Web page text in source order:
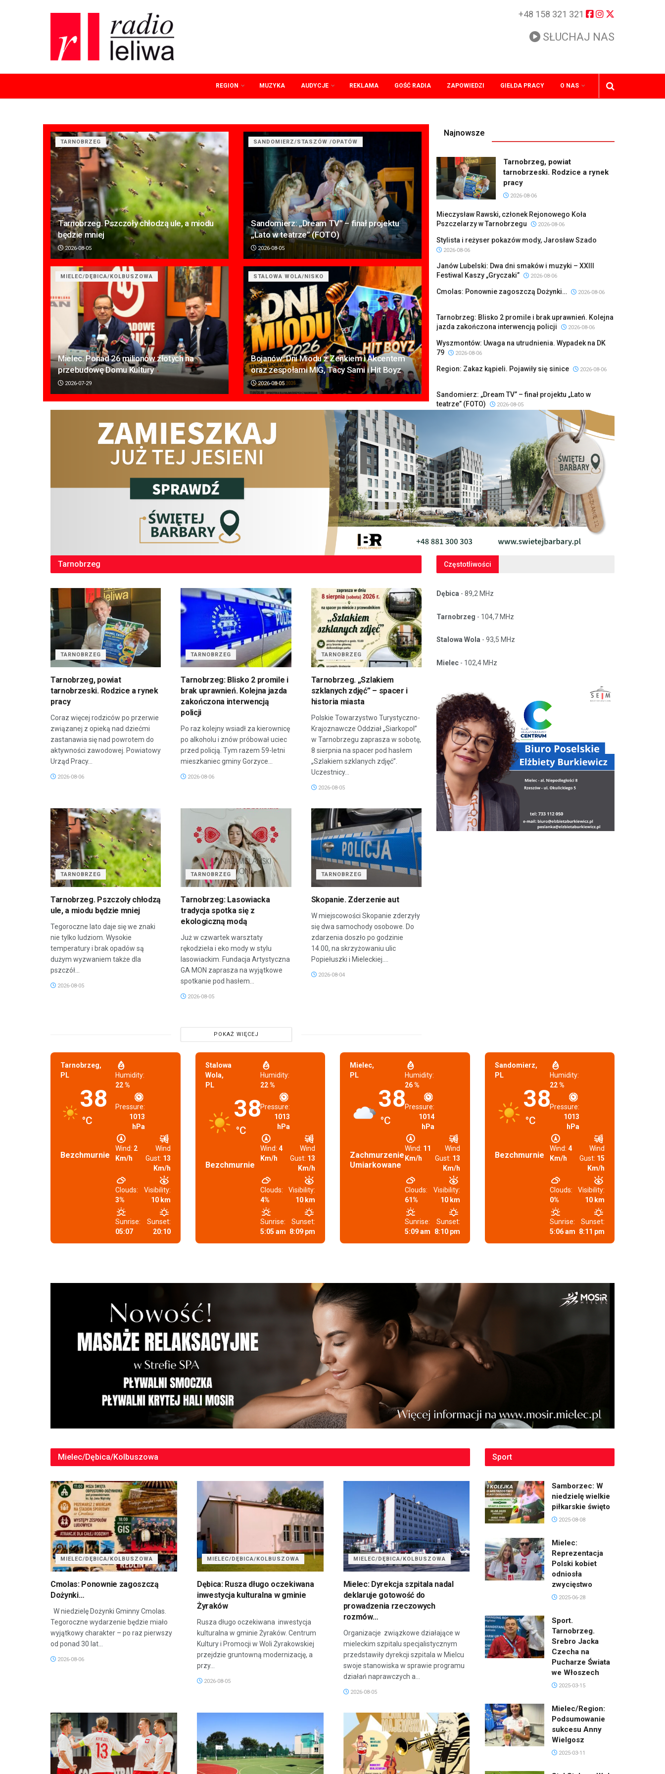
+48 158 321 321
SŁUCHAJ NAS
REGION MUZYKA AUDYCJE REKLAMA GOŚĆ RADIA ZAPOWIEDZI GIEŁDA PRACY O NAS
TARNOBRZEG
Tarnobrzeg. Pszczoły chłodzą ule, a miodu
będzie mniej
2026-08-05
SANDOMIERZ/STASZÓW /OPATÓW
Sandomierz: „Dream TV” – finał projektu
„Lato w teatrze” (FOTO)
2026-08-05
MIELEC/DĘBICA/KOLBUSZOWA
Mielec. Ponad 26 milionów złotych na
przebudowę Domu Kultury
2026-07-29
STALOWA WOLA/NISKO
Bojanów: Dni Miodu z Zenkiem i Akcentem
oraz zespołami MIG, Tacy Sami i Hit Boyz
2026-08-05
Najnowsze
Tarnobrzeg, powiat
tarnobrzeski. Rodzice a rynek
pracy
2026-08-06
Mieczysław Rawski, członek Rejonowego Koła
Pszczelarzy w Tarnobrzegu
2026-08-06
Stylista i reżyser pokazów mody, Jarosław Szado
2026-08-06
Janów Lubelski: Dwa dni smaków i muzyki – XXIII
Festiwal Kaszy „Gryczaki”
2026-08-06
Cmolas: Ponownie zagoszczą Dożynki… 2026-08-06
Tarnobrzeg: Blisko 2 promile i brak uprawnień. Kolejna
jazda zakończona interwencją policji
2026-08-06
Wyszmontów: Uwaga na utrudnienia. Wypadek na DK
79
2026-08-06
Region: Zakaz kąpieli. Pojawiły się sinice 2026-08-06
Sandomierz: „Dream TV” – finał projektu „Lato w
teatrze” (FOTO)
2026-08-05
Tarnobrzeg
TARNOBRZEG
Tarnobrzeg, powiat
tarnobrzeski. Rodzice a rynek
pracy
Coraz więcej rodziców po przerwie
związanej z opieką nad dziećmi
zastanawia się nad powrotem do
aktywności zawodowej. Powiatowy
Urząd Pracy...
2026-08-06
TARNOBRZEG
Tarnobrzeg: Blisko 2 promile i
brak uprawnień. Kolejna jazda
zakończona interwencją
policji
Po raz kolejny wsiadł za kierownicę
po alkoholu i znów próbował uciec
przed policją. Tym razem 59-letni
mieszkaniec gminy Gorzyce...
2026-08-06
TARNOBRZEG
Tarnobrzeg. „Szlakiem
szklanych zdjęć” – spacer i
historia miasta
Polskie Towarzystwo Turystyczno-
Krajoznawcze Oddział „Siarkopol”
w Tarnobrzegu zaprasza w sobotę,
8 sierpnia na spacer pod hasłem
„Szlakiem szklanych zdjęć”.
Uczestnicy...
2026-08-05
TARNOBRZEG
Tarnobrzeg. Pszczoły chłodzą
ule, a miodu będzie mniej
Tegoroczne lato daje się we znaki
nie tylko ludziom. Wysokie
temperatury i brak opadów są
dużym wyzwaniem także dla
pszczół...
2026-08-05
TARNOBRZEG
Tarnobrzeg: Lasowiacka
tradycja spotka się z
ekologiczną modą
Już w czwartek warsztaty
rękodzieła i eko mody w stylu
lasowiackim. Fundacja Artystyczna
GA MON zaprasza na wyjątkowe
spotkanie pod hasłem...
2026-08-05
TARNOBRZEG
Skopanie. Zderzenie aut
W miejscowości Skopanie zderzyły
się dwa samochody osobowe. Do
zdarzenia doszło po godzinie
14.00, na skrzyżowaniu ulic
Popiełuszki i Mieleckiej....
2026-08-04
POKAŻ WIĘCEJ
Częstotliwości
Dębica - 89,2 MHz
Tarnobrzeg - 104,7 MHz
Stalowa Wola - 93,5 MHz
Mielec - 102,4 MHz
Tarnobrzeg,
PL
38
°C
Bezchmurnie
Humidity:
22 %
Pressure:
1013
hPa
Wind: 2
Km/h
Wind
Gust: 13
Km/h
Clouds:
3%
Visibility:
10 km
Sunrise:
05:07
Sunset:
20:10
Stalowa
Wola,
PL
38
°C
Bezchmurnie
Humidity:
22 %
Pressure:
1013
hPa
Wind: 4
Km/h
Wind
Gust: 13
Km/h
Clouds:
4%
Visibility:
10 km
Sunrise:
5:05 am
Sunset:
8:09 pm
Mielec,
PL
38
°C
Zachmurzenie
Umiarkowane
Humidity:
26 %
Pressure:
1014
hPa
Wind: 11
Km/h
Wind
Gust: 13
Km/h
Clouds:
61%
Visibility:
10 km
Sunrise:
5:09 am
Sunset:
8:10 pm
Sandomierz,
PL
38
°C
Bezchmurnie
Humidity:
22 %
Pressure:
1013
hPa
Wind: 4
Km/h
Wind
Gust: 15
Km/h
Clouds:
0%
Visibility:
10 km
Sunrise:
5:06 am
Sunset:
8:11 pm
Mielec/Dębica/Kolbuszowa
MIELEC/DĘBICA/KOLBUSZOWA
Cmolas: Ponownie zagoszczą
Dożynki…
W niedzielę Dożynki Gminny Cmolas.
Tegoroczne wydarzenie będzie miało
wyjątkowy charakter – po raz pierwszy
od ponad 30 lat...
2026-08-06
MIELEC/DĘBICA/KOLBUSZOWA
Dębica: Rusza długo oczekiwana
inwestycja kulturalna w gminie
Żyraków
Rusza długo oczekiwana inwestycja
kulturalna w gminie Żyraków. Centrum
Kultury i Promocji w Woli Żyrakowskiej
przejdzie gruntowną modernizację, a
przy...
2026-08-05
MIELEC/DĘBICA/KOLBUSZOWA
Mielec: Dyrekcja szpitala nadal
deklaruje gotowość do
prowadzenia rzeczowych
rozmów…
Organizacje związkowe działające w
mieleckim szpitalu specjalistycznym
przedstawiły dyrekcji szpitala w Mielcu
swoje stanowiska w sprawie programu
działań naprawczych a...
2026-08-05
Sport
Samborzec: W
niedzielę wielkie
piłkarskie święto
2025-08-08
Mielec:
Reprezentacja
Polski kobiet
odniosła
zwycięstwo
2025-06-28
Sport.
Tarnobrzeg.
Srebro Jacka
Czecha na
Pucharze Świata
we Włoszech
2025-03-15
Mielec/Region:
Podsumowanie
sukcesu Anny
Wielgosz
2025-03-11